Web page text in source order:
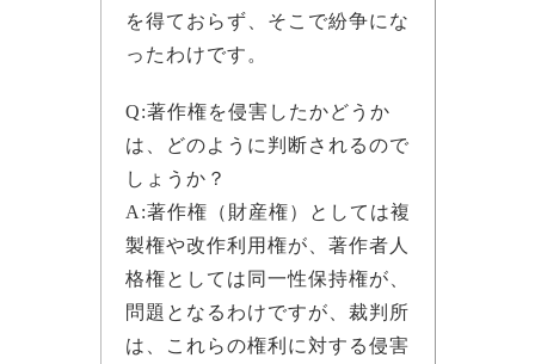
を得ておらず、そこで紛争にな
ったわけです。
Q:著作権を侵害したかどうか
は、どのように判断されるので
しょうか？
A:著作権（財産権）としては複
製権や改作利用権が、著作者人
格権としては同一性保持権が、
問題となるわけですが、裁判所
は、これらの権利に対する侵害